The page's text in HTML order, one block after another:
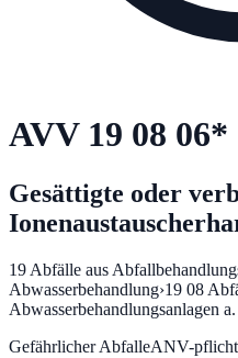
AVV 19 08 06*
Gesättigte oder
19 Abfälle aus
Abwasserbehandlung›19 08
Abwasserbehandlungsanlagen
Gefährlicher AbfalleANV-